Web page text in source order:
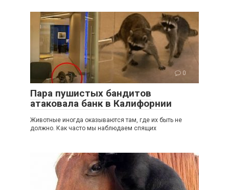
0
Пара пушистых бандитов
атаковала банк в Калифорнии
Животные иногда оказываются там, где их быть не
должно. Как часто мы наблюдаем спящих